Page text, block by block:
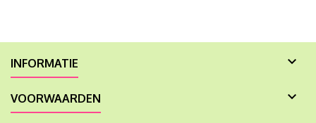
INFORMATIE 
VOORWAARDEN 